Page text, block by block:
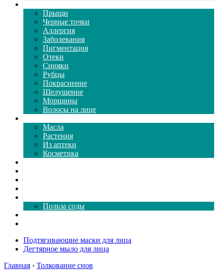
Прыщи
Черные точки
Аллергия
Заболевания
Пигментация
Отеки
Синяки
Рубцы
Покраснение
Шелушение
Морщины
Волосы на лице
Масла
Растения
Из аптеки
Косметика
Польза соды
Подтягивающие маски для лица
Дегтярное мыло для лица
Главная › Толкование снов